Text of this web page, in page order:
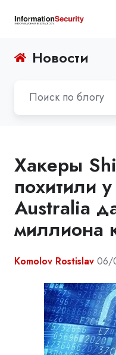
Новости
Хакеры
похитили
Australia
миллиона
Komolov Rostislav 06/